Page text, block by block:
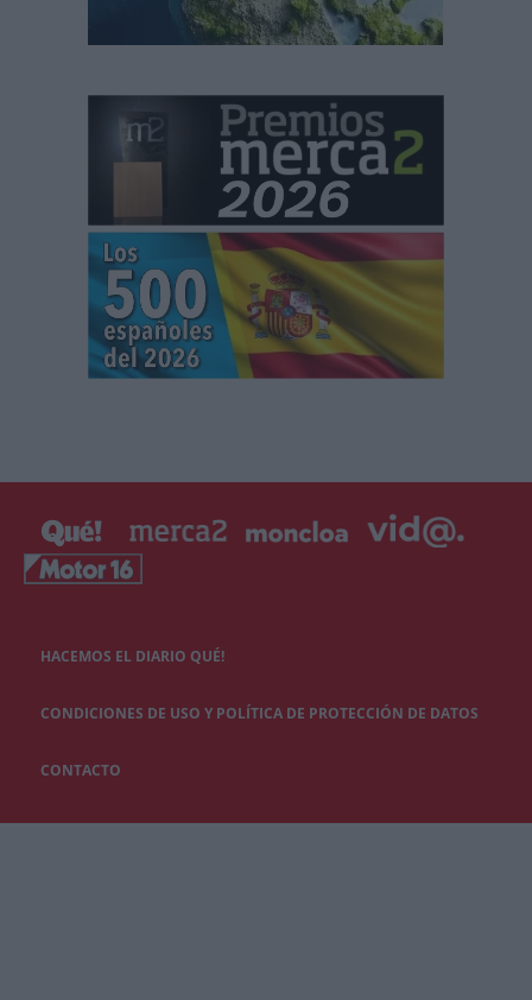
HACEMOS EL DIARIO QUÉ!
CONDICIONES DE USO Y POLÍTICA DE PROTECCIÓN DE DATOS
CONTACTO